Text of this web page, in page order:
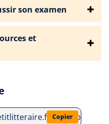
son examen
et
index.php/
Copier